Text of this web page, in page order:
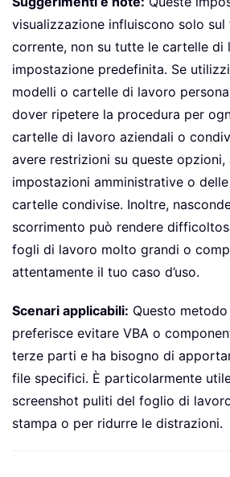
visualizzazione influiscono solo
corrente, non su tutte le cartelle di
impostazione predefinita. Se
modelli o cartelle di lavoro
dover ripetere la procedura per
cartelle di lavoro aziendali o
avere restrizioni su queste opzioni,
impostazioni amministrative o
cartelle condivise. Inoltre,
scorrimento può rendere
fogli di lavoro molto grandi o
attentamente il tuo caso d’uso.
Scenari applicabili: Questo
preferisce evitare VBA o
terze parti e ha bisogno di
file specifici. È particolarmente
screenshot puliti del foglio di
stampa o per ridurre le distrazioni.